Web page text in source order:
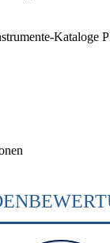
Kataloge